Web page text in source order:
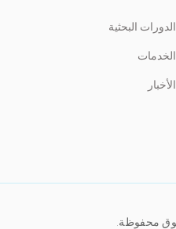
الدورات البحثية
الخدمات
الأخبار